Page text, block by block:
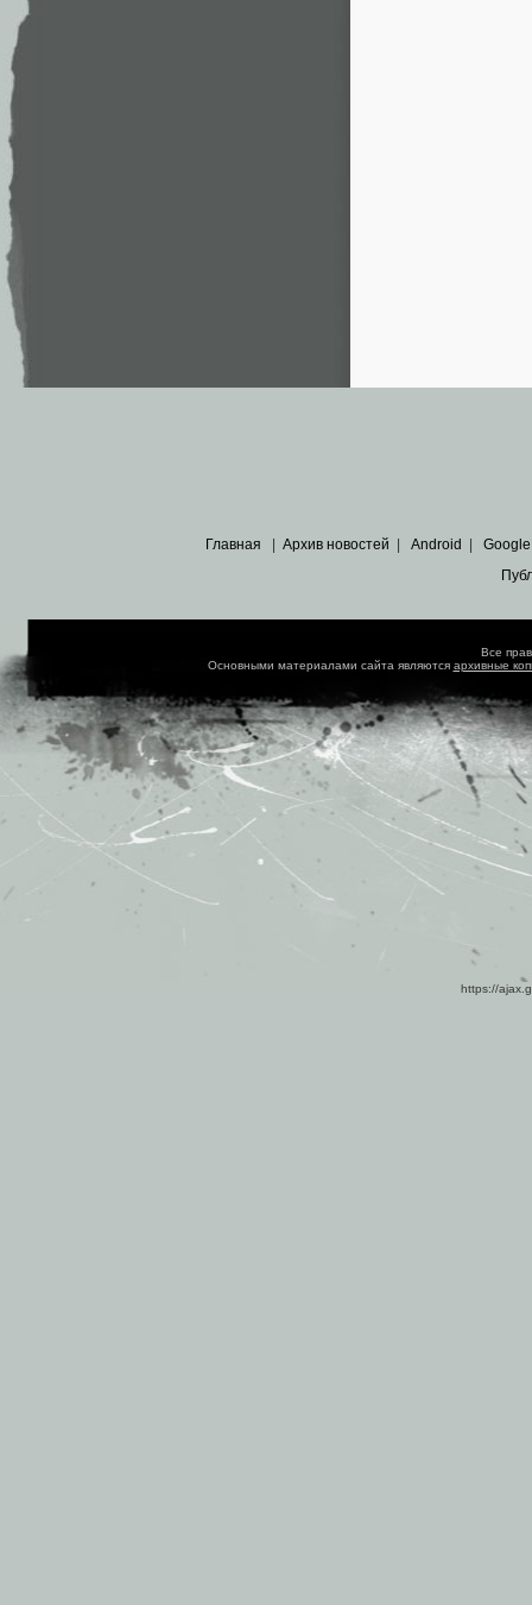
Главная Архив новостей Android Google
Все
Основными материалами сайта являются архивные
https://